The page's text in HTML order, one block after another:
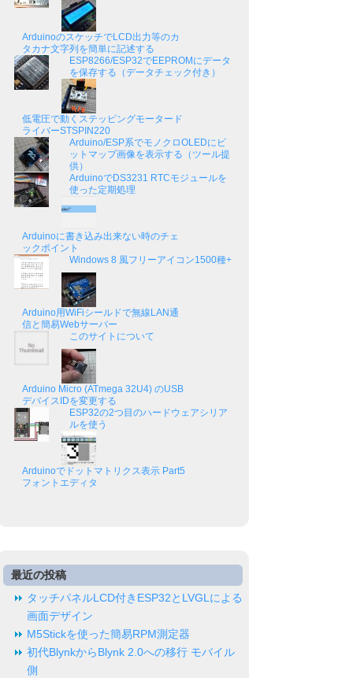
ArduinoのスケッチでLCD出力等のカ
タカナ文字列を簡単に記述する
ESP8266/ESP32でEEPROMにデータ
を保存する（データチェック付き）
低電圧で動くステッピングモータード
ライバーSTSPIN220
Arduino/ESP系でモノクロOLEDにビ
ットマップ画像を表示する（ツール提
供）
ArduinoでDS3231 RTCモジュールを
使った定期処理
Arduinoに書き込み出来ない時のチェ
ックポイント
Windows 8 風フリーアイコン1500種+
Arduino用WiFiシールドで無線LAN通
信と簡易Webサーバー
このサイトについて
Arduino Micro (ATmega 32U4) のUSB
デバイスIDを変更する
ESP32の2つ目のハードウェアシリア
ルを使う
Arduinoでドットマトリクス表示 Part5
フォントエディタ
最近の投稿
タッチパネルLCD付きESP32とLVGLによる
画面デザイン
M5Stickを使った簡易RPM測定器
初代BlynkからBlynk 2.0への移行 モバイル
側